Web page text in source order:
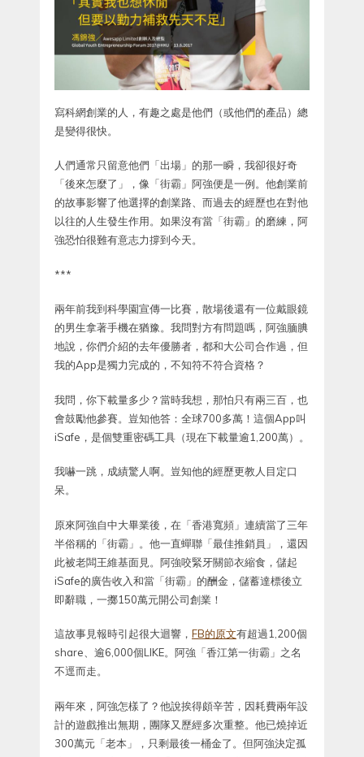
寫科網創業的人，有趣之處是他們（或他們的產品）總
是變得很快。
人們通常只留意他們「出場」的那一瞬，我卻很好奇
「後來怎麼了」，像「街霸」阿強便是一例。他創業前
的故事影響了他選擇的創業路、而過去的經歷也在對他
以往的人生發生作用。如果沒有當「街霸」的磨練，阿
強恐怕很難有意志力撐到今天。
***
兩年前我到科學園宣傳一比賽，散場後還有一位戴眼鏡
的男生拿著手機在猶豫。我問對方有問題嗎，阿強腼腆
地說，你們介紹的去年優勝者，都和大公司合作過，但
我的App是獨力完成的，不知符不符合資格？
我問，你下載量多少？當時我想，那怕只有兩三百，也
會鼓勵他參賽。豈知他答：全球700多萬！這個App叫
iSafe，是個雙重密碼工具（現在下載量逾1,200萬）。
我嚇一跳，成績驚人啊。豈知他的經歷更教人目定口
呆。
原來阿強自中大畢業後，在「香港寬頻」連續當了三年
半俗稱的「街霸」。他一直蟬聯「最佳推銷員」，還因
此被老闆王維基面見。阿強咬緊牙關節衣縮食，儲起
iSafe的廣告收入和當「街霸」的酬金，儲蓄達標後立
即辭職，一擲150萬元開公司創業！
這故事見報時引起很大迴響， FB的原文有超過1,200個
share、逾6,000個LIKE。阿強「香江第一街霸」之名
不逕而走。
兩年來，阿強怎樣了？他說挨得頗辛苦，因耗費兩年設
計的遊戲推出無期，團隊又歷經多次重整。他已燒掉近
300萬元「老本」，只剩最後一桶金了。但阿強決定孤